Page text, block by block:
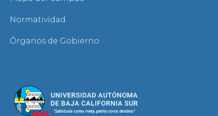
Normatividad
Órganos de Gobierno